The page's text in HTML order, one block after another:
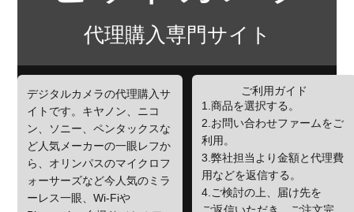
代理購入専門サイト
デジタルカメラの代理購入サ
イトです。キヤノン、ニコ
ン、ソニー、ペンタックスな
ど人気メーカーの一眼レフか
ら、オリンパスのマイクロフ
ォーサーズなど今人気のミラ
ーレス一眼、Wi-Fiや
ご利用ガイド
1.商品を選択する。
2.お問い合わせファームをご
利用。
3.弊社担当より金額と代理費
用などを返信する。
4.ご検討の上、届け先を